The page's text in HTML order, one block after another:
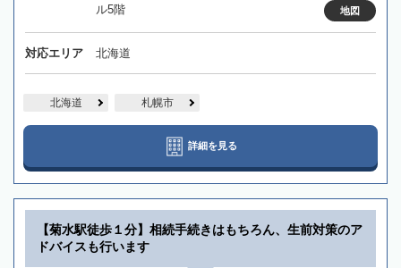
ル5階
地図
対応エリア 北海道
北海道 札幌市
詳細を見る
【菊水駅徒歩１分】相続手続きはもちろん、生前対策のア
ドバイスも行います